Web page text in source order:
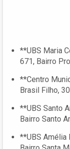
**UBS Maria
671, Bairro
**Centro
Brasil Filho,
**UBS Santo
Bairro Santo
**UBS Amélia